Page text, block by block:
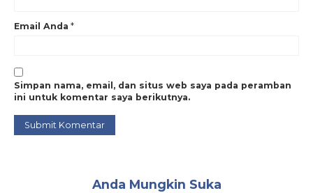
Email Anda *
Simpan nama, email, dan situs web saya pada peramban
ini untuk komentar saya berikutnya.
Anda Mungkin Suka